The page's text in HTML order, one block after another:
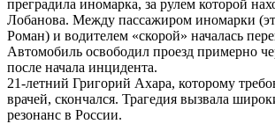
преградила иномарка, за рулем которой
Лобанова. Между пассажиром иномарки
Роман) и водителем «скорой» началась
Автомобиль освободил проезд примерно
после начала инцидента.
21-летний Григорий Ахара, которому
врачей, скончался. Трагедия вызвала
резонанс в России.